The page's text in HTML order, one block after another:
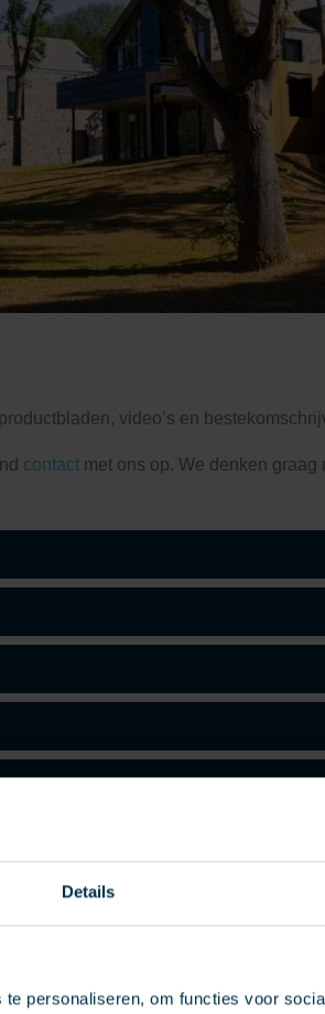
Details
personaliseren, om functies voor
video’s en
contact met ons op. We denken graag